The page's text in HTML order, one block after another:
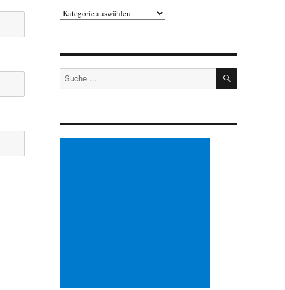
Kategorien
Suche
nach:
SUCHEN